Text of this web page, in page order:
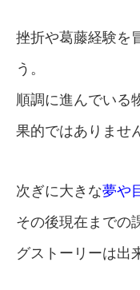
挫折や葛藤経験を
う。
順調に進んでいる
果的ではありませ
次ぎに大きな夢や
その後現在までの
グストーリーは出